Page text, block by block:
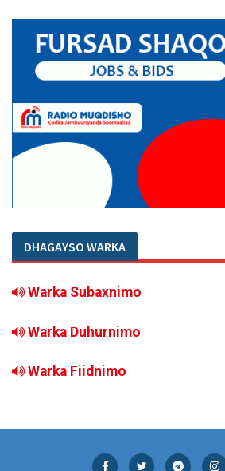
DHAGAYSO WARKA
Warka Subaxnimo
Warka Duhurnimo
Warka Fiidnimo